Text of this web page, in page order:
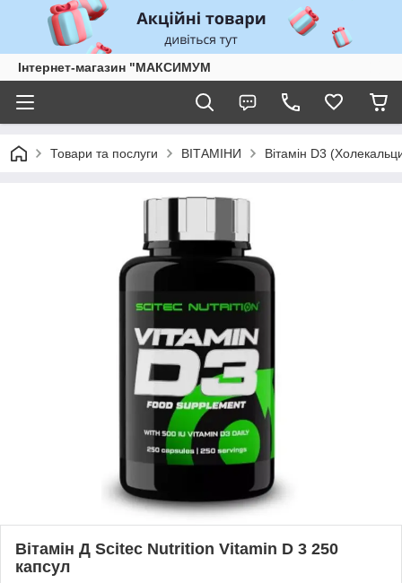
Інтернет-магазин "МАКСИМУМ
Товари та послуги ВІТАМІНИ Вітамін D3
Вітамін Д Scitec Nutrition Vitamin D 3 250
капсул